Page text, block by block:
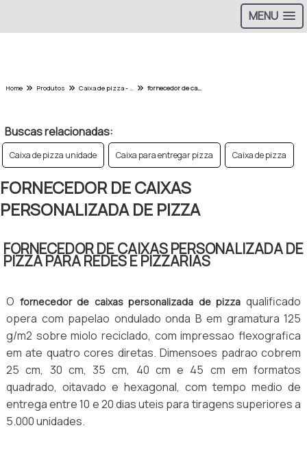
MENU
Home Produtos Caixa de pizza - Categoria fornecedor de caixas personalizada de pizza
Buscas relacionadas:
Caixa de pizza unidade Caixa para entregar pizza Caixa de pizza
FORNECEDOR DE CAIXAS
PERSONALIZADA DE PIZZA
FORNECEDOR DE CAIXAS PERSONALIZADA DE
PIZZA PARA REDES E PIZZARIAS
O fornecedor de caixas personalizada de pizza qualificado
opera com papelao ondulado onda B em gramatura 125
g/m2 sobre miolo reciclado, com impressao flexografica
em ate quatro cores diretas. Dimensoes padrao cobrem
25 cm, 30 cm, 35 cm, 40 cm e 45 cm em formatos
quadrado, oitavado e hexagonal, com tempo medio de
entrega entre 10 e 20 dias uteis para tiragens superiores a
5.000 unidades.